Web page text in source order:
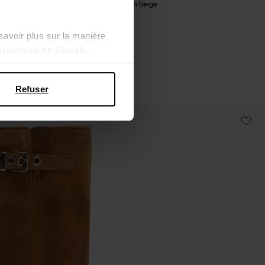
plus sur la manière
Refuser
Biker boots en daim beige